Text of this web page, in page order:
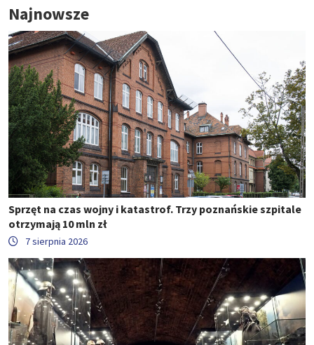
Najnowsze
Sprzęt na czas wojny i katastrof. Trzy poznańskie szpitale
otrzymają 10 mln zł
7 sierpnia 2026